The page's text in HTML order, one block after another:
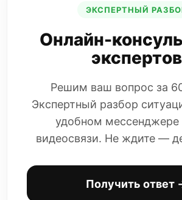
электронной почтой,
адрес info@bip38.ru
ЭКСПЕРТНЫЙ
Онлайн-
экспертов
Решим ваш вопрос за
Экспертный разбор
удобном мессенджере
видеосвязи. Не ждите —
Получить ответ